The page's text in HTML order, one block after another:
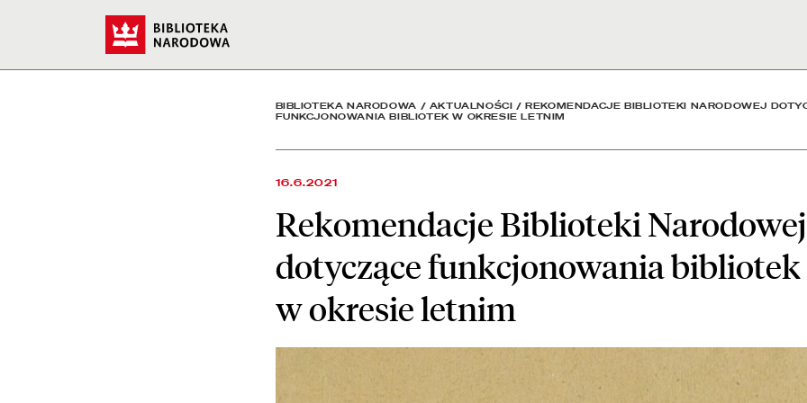
Rekomendacje Biblioteki Narodowej dotyczące
BIBLIOTEKA NARODOWA / AKTUALNOŚCI /REKOMENDACJE BIBLIOTEKI NARODOWEJ
FUNKCJONOWANIA BIBLIOTEK W OKRESIE LETNIM
16.6.2021
Rekomendacje Biblioteki Narodowej
dotyczące funkcjonowania bibliotek
w okresie letnim